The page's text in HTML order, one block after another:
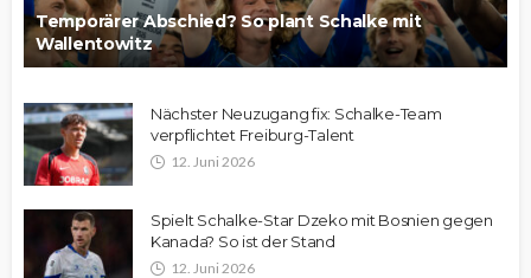
Temporärer Abschied? So plant Schalke mit
Wallentowitz
Nächster Neuzugang fix: Schalke-Team
verpflichtet Freiburg-Talent
12. Juni 2026
Spielt Schalke-Star Dzeko mit Bosnien gegen
Kanada? So ist der Stand
12. Juni 2026